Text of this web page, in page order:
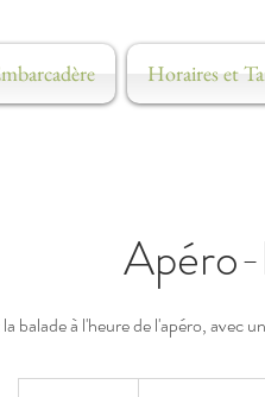
Horaires et
balade à l'heure de l'apéro, avec